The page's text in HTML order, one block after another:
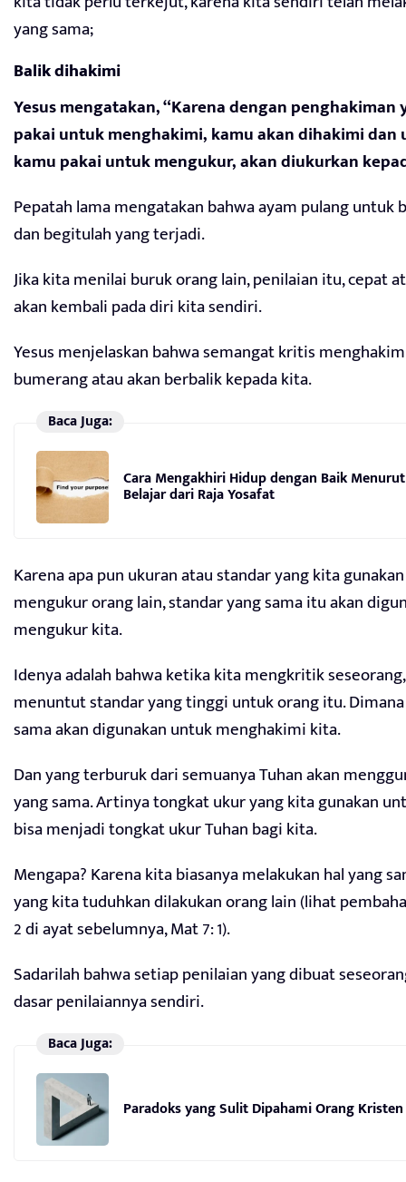
yang sama;
Balik dihakimi
Yesus mengatakan, “Karena dengan penghakiman
pakai untuk menghakimi, kamu akan dihakimi dan
kamu pakai untuk mengukur, akan diukurkan
Pepatah lama mengatakan bahwa ayam pulang untuk
dan begitulah yang terjadi.
Jika kita menilai buruk orang lain, penilaian itu, cepat
akan kembali pada diri kita sendiri.
Yesus menjelaskan bahwa semangat kritis
bumerang atau akan berbalik kepada kita.
Baca Juga:
Cara Mengakhiri Hidup dengan Baik
Belajar dari Raja Yosafat
Karena apa pun ukuran atau standar yang kita
mengukur orang lain, standar yang sama itu akan
mengukur kita.
Idenya adalah bahwa ketika kita mengkritik
menuntut standar yang tinggi untuk orang itu.
sama akan digunakan untuk menghakimi kita.
Dan yang terburuk dari semuanya Tuhan akan
yang sama. Artinya tongkat ukur yang kita gunakan
bisa menjadi tongkat ukur Tuhan bagi kita.
Mengapa? Karena kita biasanya melakukan hal yang
yang kita tuduhkan dilakukan orang lain (lihat
2 di ayat sebelumnya, Mat 7: 1).
Sadarilah bahwa setiap penilaian yang dibuat
dasar penilaiannya sendiri.
Baca Juga:
Paradoks yang Sulit Dipahami Orang Kristen